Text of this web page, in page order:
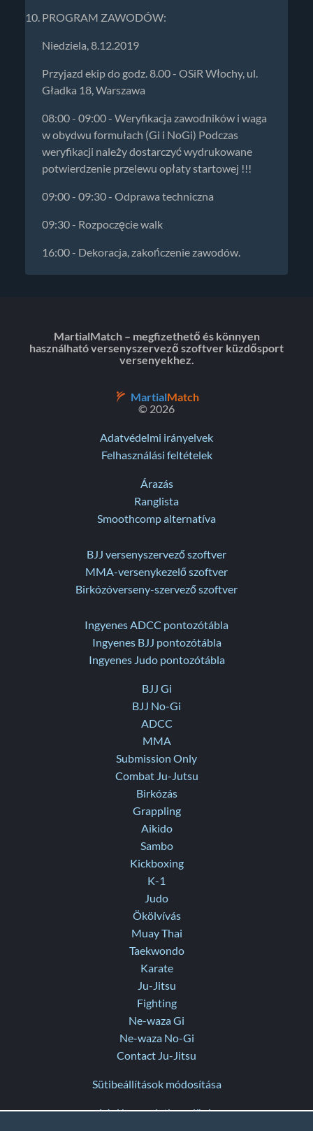
PROGRAM ZAWODÓW:
Niedziela, 8.12.2019
Przyjazd ekip do godz. 8.00 - OSiR Włochy, ul.
Gładka 18, Warszawa
08:00 - 09:00 - Weryfikacja zawodników i waga
w obydwu formułach (Gi i NoGi) Podczas
weryfikacji należy dostarczyć wydrukowane
potwierdzenie przelewu opłaty startowej !!!
09:00 - 09:30 - Odprawa techniczna
09:30 - Rozpoczęcie walk
16:00 - Dekoracja, zakończenie zawodów.
MartialMatch – megfizethető és könnyen
használható versenyszervező szoftver küzdősport
versenyekhez.
MartialMatch
© 2026
Adatvédelmi irányelvek
Felhasználási feltételek
Árazás
Ranglista
Smoothcomp alternatíva
BJJ versenyszervező szoftver
MMA-versenykezelő szoftver
Birkózóverseny-szervező szoftver
Ingyenes ADCC pontozótábla
Ingyenes BJJ pontozótábla
Ingyenes Judo pontozótábla
BJJ Gi
BJJ No-Gi
ADCC
MMA
Submission Only
Combat Ju-Jutsu
Birkózás
Grappling
Aikido
Sambo
Kickboxing
K-1
Judo
Ökölvívás
Muay Thai
Taekwondo
Karate
Ju-Jitsu
Fighting
Ne-waza Gi
Ne-waza No-Gi
Contact Ju-Jitsu
Sütibeállítások módosítása
Lépj kapcsolatba velünk